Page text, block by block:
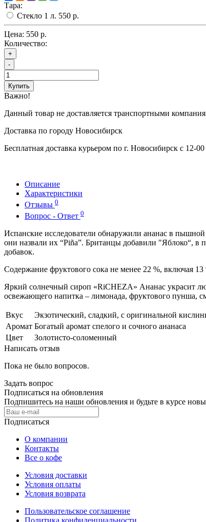
Тара:
Стекло 1 л. 550 р.
Цена: 550 р.
Количество:
+
-
Купить
Важно!
Данный товар не доставляется транспортными
Доставка по городу Новосибирск
Бесплатная доставка курьером по г. Новосибирск с
Описание
Характеристики
Отзывы 0
Вопрос - Ответ 0
Испанские исследователи обнаружили ананас в
они назвали их “Piña”. Британцы добавили "Яблоко“, в
добавок.
Содержание фруктового сока не менее 22 %, включая 13
Яркий солнечный сироп «RiCHEZA» Ананас украсит
освежающего напитка – лимонада, фруктового пунша,
Вкус
Экзотический, сладкий, с оригинальной
Аромат Богатый аромат спелого и сочного ананаса
Цвет
Золотисто-соломенный
Написать отзыв
Пока не было вопросов.
Задать вопрос
Подписаться на обновления
Подпишитесь на наши обновления и будьте в курсе
Подписаться
О компании
Контакты
Все о кофе
Условия доставки
Условия оплаты
Условия возврата
Пользовательское соглашение